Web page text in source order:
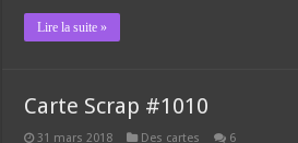
Lire la suite »
Carte Scrap #1010
31 mars 2018 Des cartes 6